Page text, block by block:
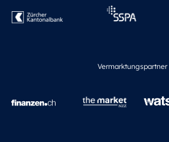
Vermarktungspartner